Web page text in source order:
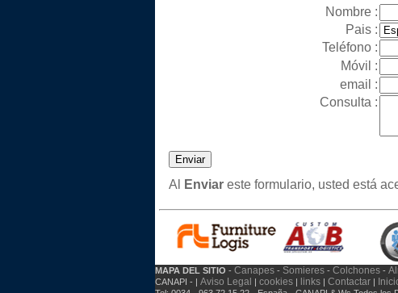
Nombre :
Pais :
Teléfono :
Móvil :
email :
Consulta :
Al Enviar este formulario, usted está
MAPA DEL SITIO - Canapes - Somieres - Colchones -
CANAPI - | Aviso Legal | cookies | links | Contactar |